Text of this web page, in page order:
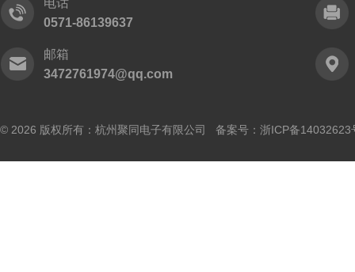
电话
0571-86139637
邮箱
3472761974@qq.com
© 2026 版权所有：杭州聚同电子有限公司 备案号： 浙ICP备14032623